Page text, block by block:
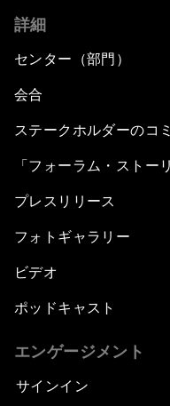
詳細
センター（部門）
会合
ステークホルダーのコ
「フォーラム・ストー
プレスリリース
フォトギャラリー
ビデオ
ポッドキャスト
エンゲージメント
サインイン